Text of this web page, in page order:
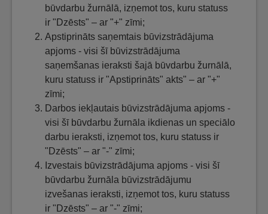
būvdarbu žurnālā, izņemot tos, kuru statuss
ir "Dzēsts" – ar "+" zīmi;
Apstiprināts saņemtais būvizstrādājuma
apjoms - visi šī būvizstrādājuma
saņemšanas ieraksti šajā būvdarbu žurnālā,
kuru statuss ir "Apstiprināts" akts" – ar "+"
zīmi;
Darbos iekļautais būvizstrādājuma apjoms -
visi šī būvdarbu žurnāla ikdienas un speciālo
darbu ieraksti, izņemot tos, kuru statuss ir
"Dzēsts" – ar "-" zīmi;
Izvestais būvizstrādājuma apjoms - visi šī
būvdarbu žurnāla būvizstrādājumu
izvešanas ieraksti, izņemot tos, kuru statuss
ir "Dzēsts" – ar "-" zīmi;